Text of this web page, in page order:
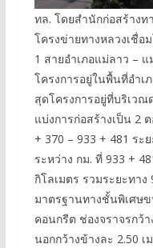
ทล. โดยสำนักก่อสร้างท
โครงข่ายทางหลวงเชื่อ
1 สายอำเภอแม่ลาว –
โครงการอยู่ในพื้นที่อำเ
สุดโครงการอยู่ที่บริเวณ
แบ่งการก่อสร้างเป็น 2
+ 370 – 933 + 481 ระ
ระหว่าง กม. ที่ 933 +
กิโลเมตร รวมระยะทาง
มาตรฐานทางชั้นพิเศษ
คอนกรีต ช่องจราจรกว้
นอกกว้างข้างละ 2.50 เ